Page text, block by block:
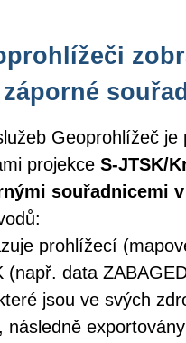
Geoprohlížeč je
projekce S-JTSK/
souřadnicemi
prohlížecí
(např. data
jsou ve svých
následně